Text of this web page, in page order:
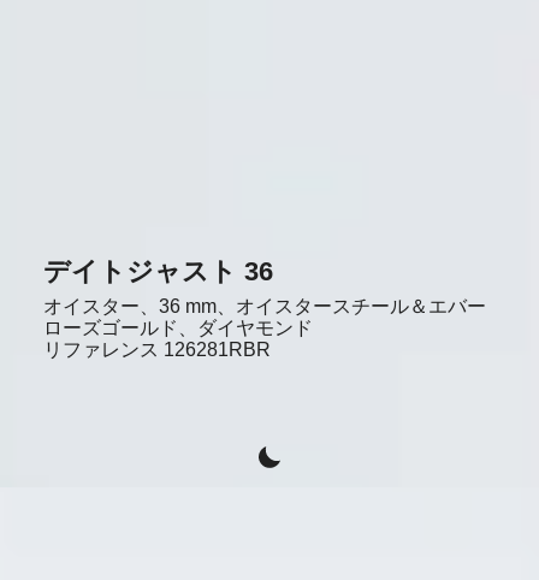
デイトジャスト 36
オイスター、36 mm、オイスタースチール＆エバー
ローズゴールド、ダイヤモンド
リファレンス 126281RBR